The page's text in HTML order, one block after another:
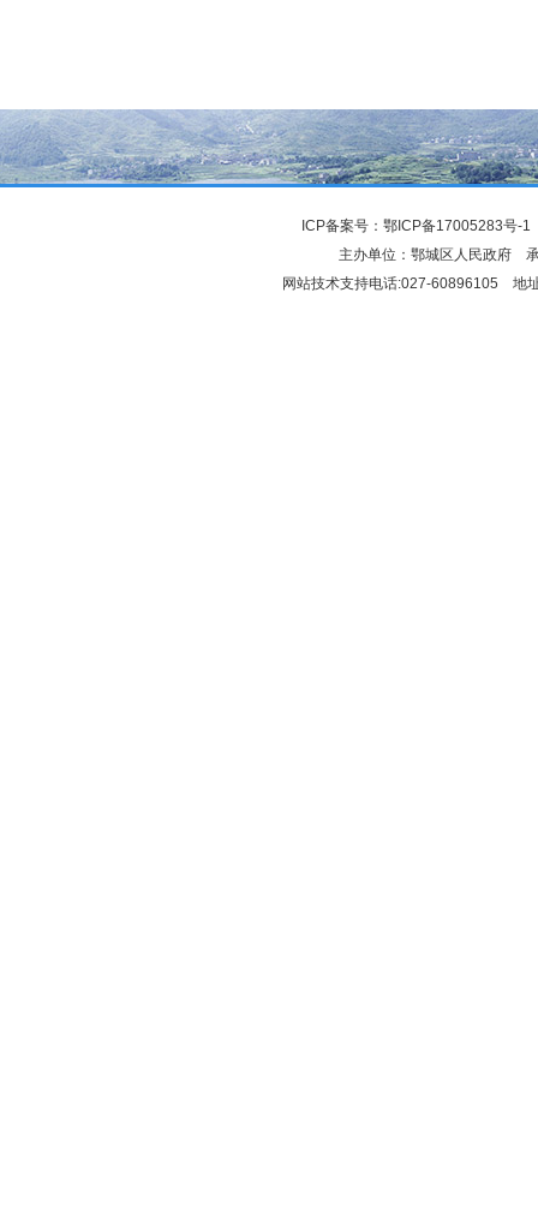
ICP备案号： 鄂ICP备17005283号-1
主办单位：鄂城区人民政府
网站技术支持电话:027-60896105 地